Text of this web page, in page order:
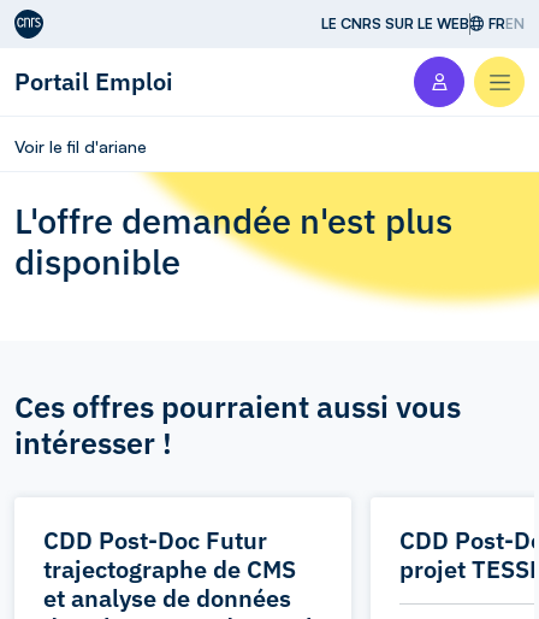
Aller au contenu LE CNRS SUR LE WEB FREN
Portail Emploi
Voir le fil d'ariane
L'offre demandée n'est plus
disponible
Ces offres pourraient aussi vous
intéresser !
CDD Post-Doc Futur
trajectographe de CMS
et analyse de données
CDD Post-
projet